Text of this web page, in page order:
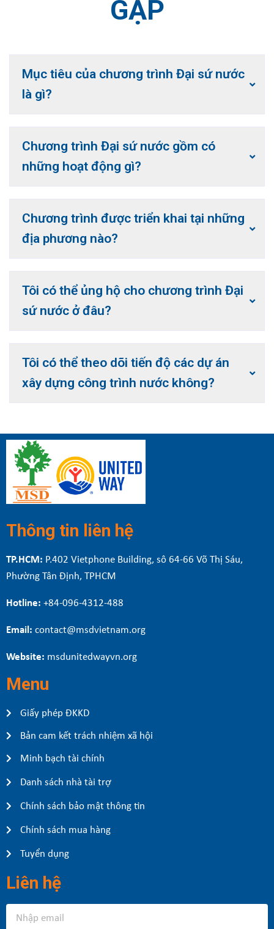
GẶP
Mục tiêu của chương trình Đại sứ nước
là gì?
Chương trình Đại sứ nước gồm có
những hoạt động gì?
Chương trình được triển khai tại những
địa phương nào?
Chương trình Đại sứ nước đang được
đồng bào DTTS còn đang gặp nhiều
khó khăn, trở ngại về giao thông và tài
chính.
Tôi có thể ủng hộ cho chương trình Đại
sứ nước ở đâu?
Tôi có thể theo dõi tiến độ các dự án
xây dựng công trình nước không?
Bạn có thể theo dõi tiến độ các dự án
đang thực hiện tại Website và Fanpage
Thông tin liên hệ
TP.HCM: P.402 Vietphone Building, sô 64-66 Võ Thị Sáu,
Phường Tân Định, TPHCM
Hotline: +84-096-4312-488
Email: contact@msdvietnam.org
Website: msdunitedwayvn.org
Menu
Giấy phép ĐKKD
Bản cam kết trách nhiệm xã hội
Minh bạch tài chính
Danh sách nhà tài trợ
Chính sách bảo mật thông tin
Chính sách mua hàng
Tuyển dụng
Liên hệ